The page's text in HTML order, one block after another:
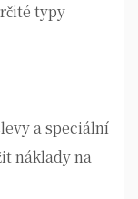
typy
a speciální
náklady na